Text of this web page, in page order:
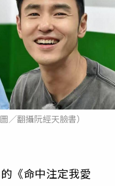
／翻攝阮經天臉書）
《命中注定我愛